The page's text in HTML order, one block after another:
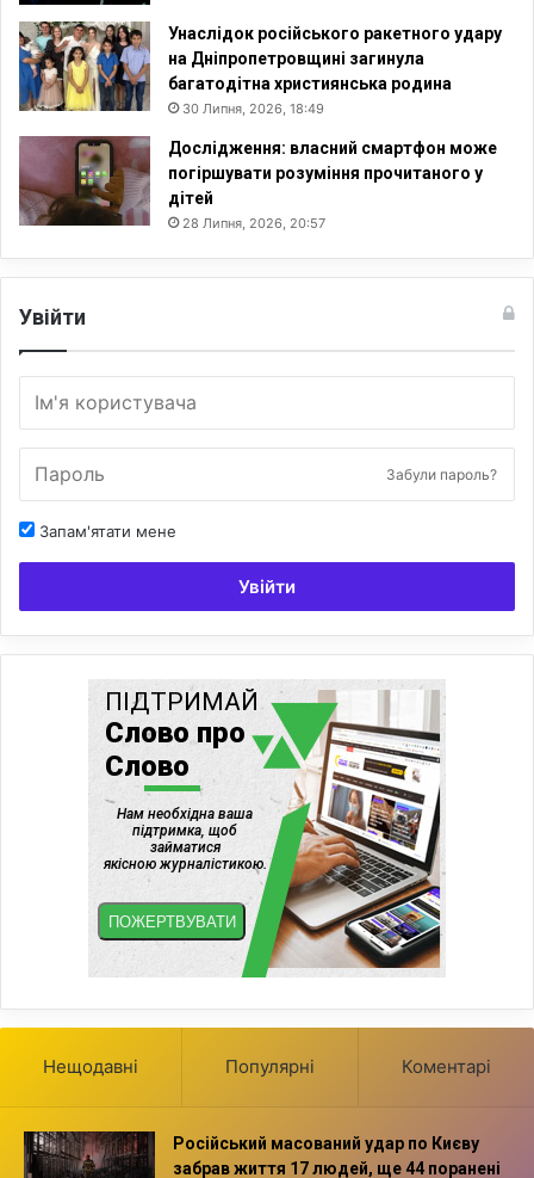
Унаслідок російського ракетного удару
на Дніпропетровщині загинула
багатодітна християнська родина
30 Липня, 2026, 18:49
Дослідження: власний смартфон може
погіршувати розуміння прочитаного у
дітей
28 Липня, 2026, 20:57
Увійти
Забули пароль?
Запам'ятати мене
Увійти
Нещодавні Популярні Коментарі
Російський масований удар по Києву
забрав життя 17 людей, ще 44 поранені